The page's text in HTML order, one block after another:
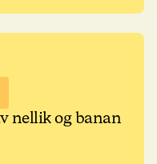
nellik og banan